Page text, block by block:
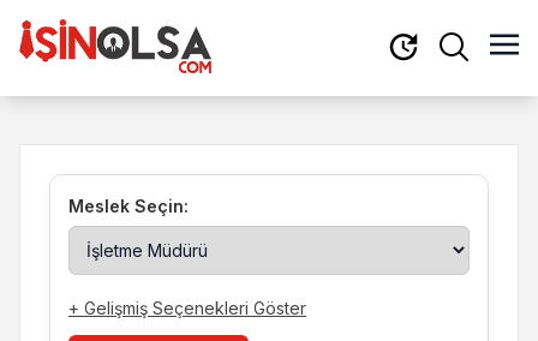
Meslek Seçin:
+ Gelişmiş Seçenekleri Göster